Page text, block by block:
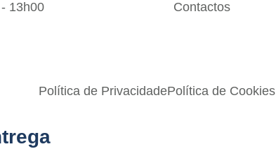
13h00 Contactos
Política de PrivacidadePolítica de Cookies